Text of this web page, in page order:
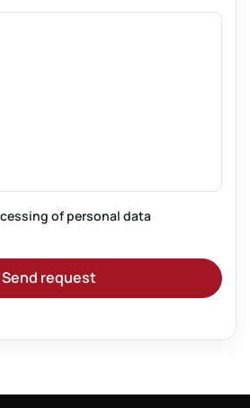
of personal data
Send request